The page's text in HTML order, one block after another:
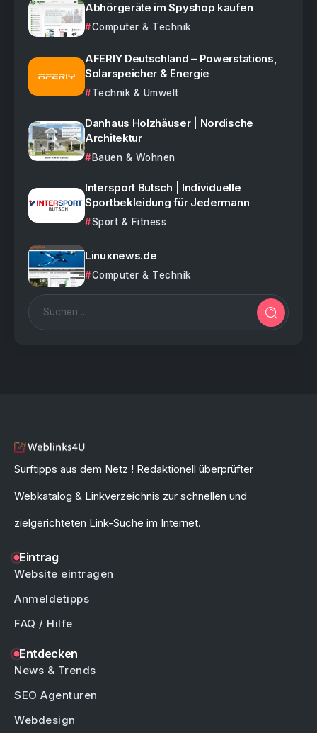
Abhörgeräte im Spyshop kaufen
Computer & Technik
AFERIY Deutschland – Powerstations,
Solarspeicher & Energie
Technik & Umwelt
Danhaus Holzhäuser | Nordische
Architektur
Bauen & Wohnen
Intersport Butsch | Individuelle
Sportbekleidung für Jedermann
Sport & Fitness
Linuxnews.de
Computer & Technik
Surftipps aus dem Netz ! Redaktionell überprüfter
Webkatalog & Linkverzeichnis zur schnellen und
zielgerichteten Link-Suche im Internet.
Eintrag
Website eintragen
Anmeldetipps
FAQ / Hilfe
Entdecken
News & Trends
SEO Agenturen
Webdesign